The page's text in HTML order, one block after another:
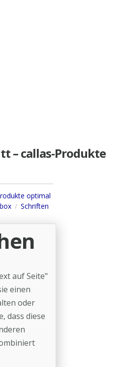
– callas-Produkte
optimal
Schriften
auf Seite"
einen
oder
dass diese